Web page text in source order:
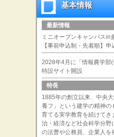
基本情報
基本情報
最新情報
ミニオープンキャンパスin
【事前申込制・先着順】申
2028年4月に「情報農学
特設サイト開設
特長
1885年の創立以来、中央
養フ」という建学の精神の
育てる実学教育を続けてき
治・経済など社会科学分野
の法曹や公務員、企業人